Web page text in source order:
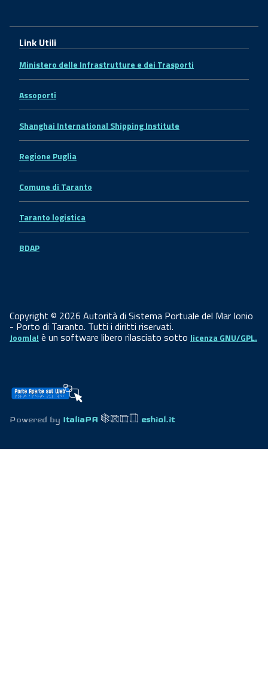
Link Utili
Ministero delle Infrastrutture e dei Trasporti
Assoporti
Shanghai International Shipping Institute
Regione Puglia
Comune di Taranto
Taranto logistica
BDAP
Copyright © 2026 Autorità di Sistema Portuale del Mar Ionio
- Porto di Taranto. Tutti i diritti riservati.
Joomla! è un software libero rilasciato sotto licenza GNU/GPL.
Powered by ItaliaPA eshiol.it